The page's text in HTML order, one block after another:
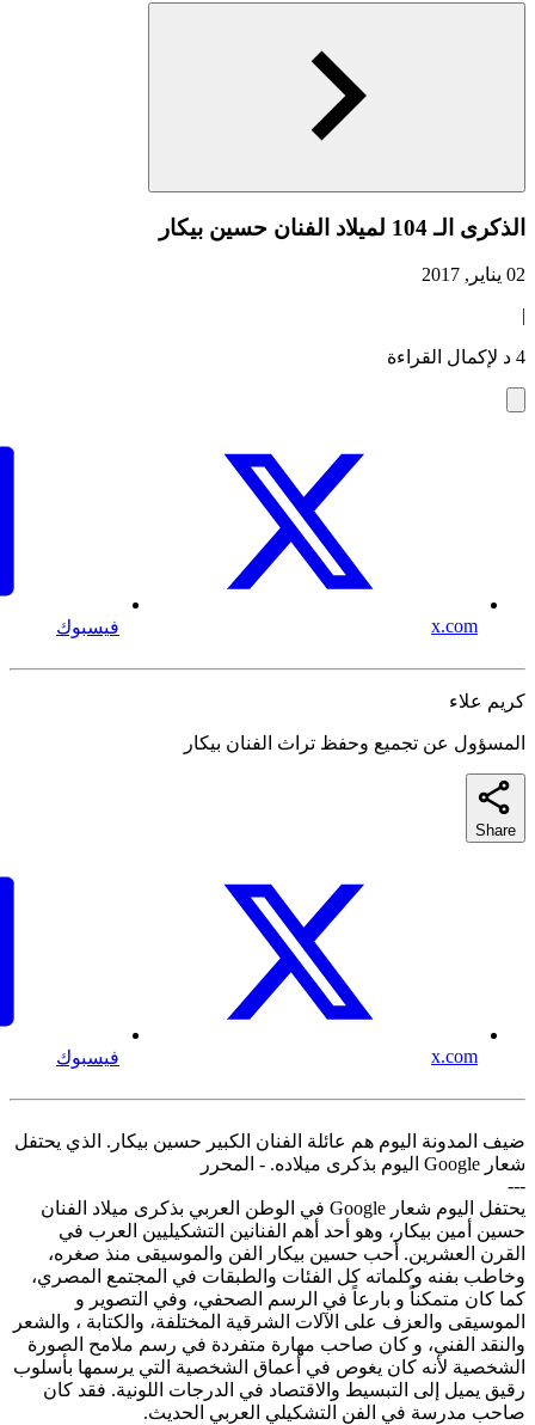
الذكرى الـ 104 لميلاد الفنان حسين بيكار‎‎
02 يناير, 2017
|
4 د لإكمال القراءة
x.com فيسبوك
كريم علاء
المسؤول عن تجميع وحفظ تراث الفنان بيكار
Share
x.com فيسبوك
ضيف المدونة اليوم هم عائلة الفنان الكبير حسين بيكار. الذي يحتفل
شعار Google اليوم بذكرى ميلاده. - المحرر
---
يحتفل اليوم شعار Google في الوطن العربي بذكرى ميلاد الفنان
حسين أمين بيكار، وهو أحد أهم الفنانين التشكيليين العرب في
القرن العشرين. أحب حسين بيكار الفن والموسيقى منذ صغره،
وخاطب بفنه وكلماته كل الفئات والطبقات في المجتمع المصري،
كما كان متمكناً و بارعاً في الرسم الصحفي، وفي التصوير و
الموسيقى والعزف على الآلات الشرقية المختلفة، والكتابة ، والشعر
والنقد الفني، و كان صاحب مهارة متفردة في رسم ملامح الصورة
الشخصية لأنه كان يغوص في أعماق الشخصية التي يرسمها بأسلوب
رقيق يميل إلى التبسيط والاقتصاد في الدرجات اللونية. فقد كان
صاحب مدرسة في الفن التشكيلي العربي الحديث.